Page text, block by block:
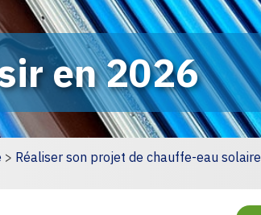
en 2026
> Réaliser son projet de chauffe-eau solaire